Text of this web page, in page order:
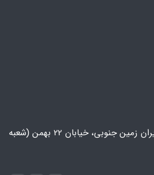
تهران، پونک، خیابان ایران زمین جنوبی، خیابان 22 بهمن (شعبه